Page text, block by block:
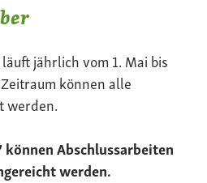
jährlich vom 1. Mai bis
können alle
werden.
können Abschlussarbeiten
werden.